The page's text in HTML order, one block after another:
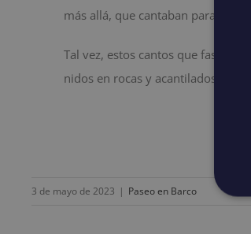
más allá, que cantaban para los
Tal vez, estos cantos que
nidos en rocas y acantilados, sólo
3 de mayo de 2023 | Paseo en Barco